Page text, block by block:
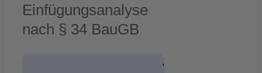
Einfügungsanalyse
nach § 34 BauGB
Voraussetzung